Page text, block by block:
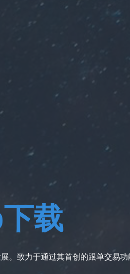
载
。致力于通过其首创的跟单交易